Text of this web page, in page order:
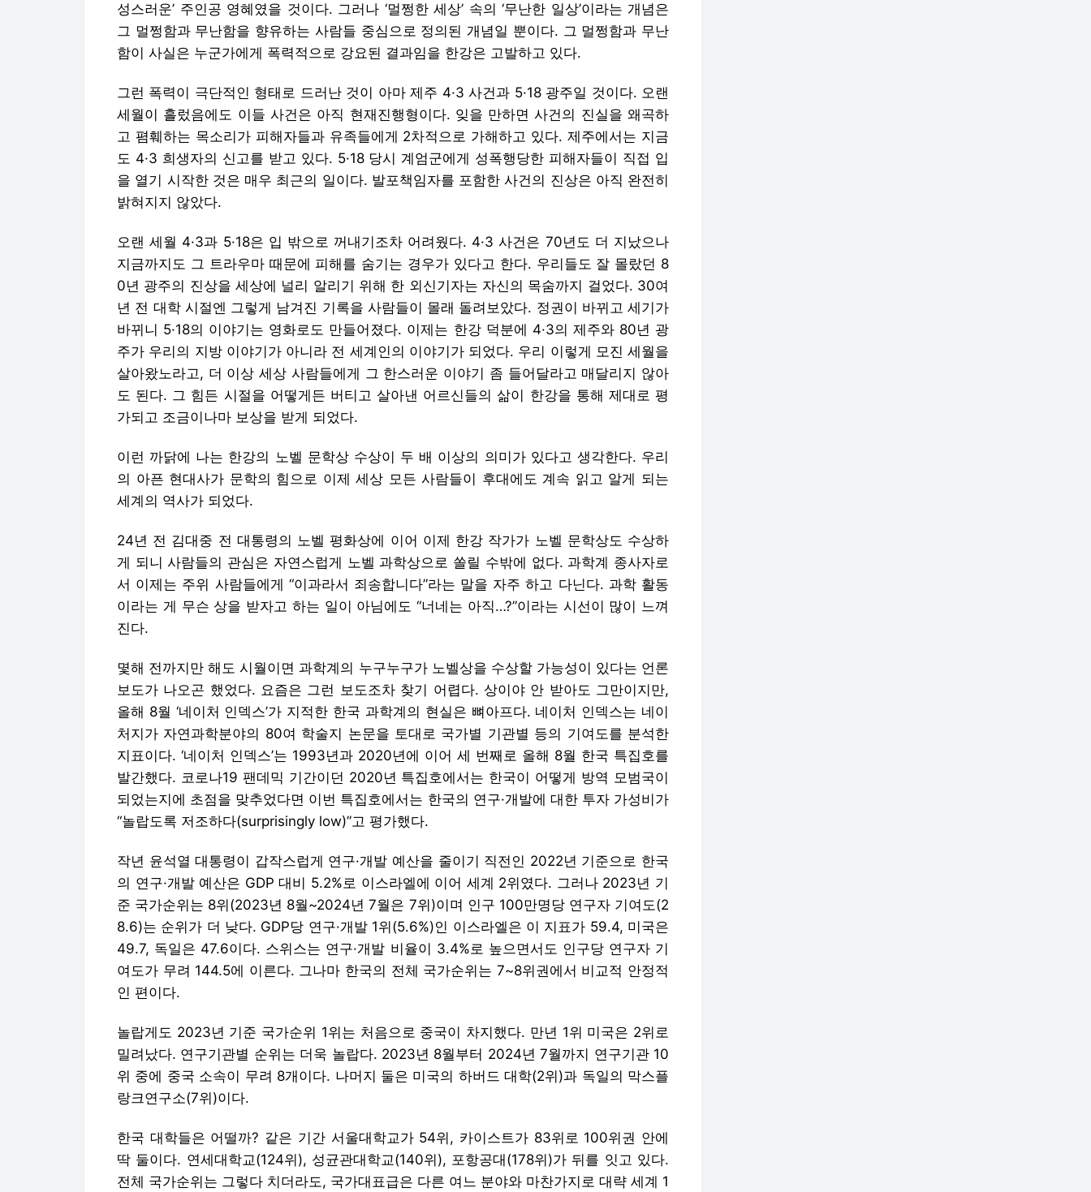
성스러운’ 주인공 영혜였을 것이다. 그러나 ‘멀쩡한 세상’ 속의 ‘무난한 일상’이라는 개념은
그 멀쩡함과 무난함을 향유하는 사람들 중심으로 정의된 개념일 뿐이다. 그 멀쩡함과 무난
함이 사실은 누군가에게 폭력적으로 강요된 결과임을 한강은 고발하고 있다.
그런 폭력이 극단적인 형태로 드러난 것이 아마 제주 4·3 사건과 5·18 광주일 것이다. 오랜
세월이 흘렀음에도 이들 사건은 아직 현재진행형이다. 잊을 만하면 사건의 진실을 왜곡하
고 폄훼하는 목소리가 피해자들과 유족들에게 2차적으로 가해하고 있다. 제주에서는 지금
도 4·3 희생자의 신고를 받고 있다. 5·18 당시 계엄군에게 성폭행당한 피해자들이 직접 입
을 열기 시작한 것은 매우 최근의 일이다. 발포책임자를 포함한 사건의 진상은 아직 완전히
밝혀지지 않았다.
오랜 세월 4·3과 5·18은 입 밖으로 꺼내기조차 어려웠다. 4·3 사건은 70년도 더 지났으나
지금까지도 그 트라우마 때문에 피해를 숨기는 경우가 있다고 한다. 우리들도 잘 몰랐던 8
0년 광주의 진상을 세상에 널리 알리기 위해 한 외신기자는 자신의 목숨까지 걸었다. 30여
년 전 대학 시절엔 그렇게 남겨진 기록을 사람들이 몰래 돌려보았다. 정권이 바뀌고 세기가
바뀌니 5·18의 이야기는 영화로도 만들어졌다. 이제는 한강 덕분에 4·3의 제주와 80년 광
주가 우리의 지방 이야기가 아니라 전 세계인의 이야기가 되었다. 우리 이렇게 모진 세월을
살아왔노라고, 더 이상 세상 사람들에게 그 한스러운 이야기 좀 들어달라고 매달리지 않아
도 된다. 그 힘든 시절을 어떻게든 버티고 살아낸 어르신들의 삶이 한강을 통해 제대로 평
가되고 조금이나마 보상을 받게 되었다.
이런 까닭에 나는 한강의 노벨 문학상 수상이 두 배 이상의 의미가 있다고 생각한다. 우리
의 아픈 현대사가 문학의 힘으로 이제 세상 모든 사람들이 후대에도 계속 읽고 알게 되는
세계의 역사가 되었다.
24년 전 김대중 전 대통령의 노벨 평화상에 이어 이제 한강 작가가 노벨 문학상도 수상하
게 되니 사람들의 관심은 자연스럽게 노벨 과학상으로 쏠릴 수밖에 없다. 과학계 종사자로
서 이제는 주위 사람들에게 “이과라서 죄송합니다”라는 말을 자주 하고 다닌다. 과학 활동
이라는 게 무슨 상을 받자고 하는 일이 아님에도 “너네는 아직…?”이라는 시선이 많이 느껴
진다.
몇해 전까지만 해도 시월이면 과학계의 누구누구가 노벨상을 수상할 가능성이 있다는 언론
보도가 나오곤 했었다. 요즘은 그런 보도조차 찾기 어렵다. 상이야 안 받아도 그만이지만,
올해 8월 ‘네이처 인덱스’가 지적한 한국 과학계의 현실은 뼈아프다. 네이처 인덱스는 네이
처지가 자연과학분야의 80여 학술지 논문을 토대로 국가별 기관별 등의 기여도를 분석한
지표이다. ‘네이처 인덱스’는 1993년과 2020년에 이어 세 번째로 올해 8월 한국 특집호를
발간했다. 코로나19 팬데믹 기간이던 2020년 특집호에서는 한국이 어떻게 방역 모범국이
되었는지에 초점을 맞추었다면 이번 특집호에서는 한국의 연구·개발에 대한 투자 가성비가
“놀랍도록 저조하다(surprisingly low)”고 평가했다.
작년 윤석열 대통령이 갑작스럽게 연구·개발 예산을 줄이기 직전인 2022년 기준으로 한국
의 연구·개발 예산은 GDP 대비 5.2%로 이스라엘에 이어 세계 2위였다. 그러나 2023년 기
준 국가순위는 8위(2023년 8월~2024년 7월은 7위)이며 인구 100만명당 연구자 기여도(2
8.6)는 순위가 더 낮다. GDP당 연구·개발 1위(5.6%)인 이스라엘은 이 지표가 59.4, 미국은
49.7, 독일은 47.6이다. 스위스는 연구·개발 비율이 3.4%로 높으면서도 인구당 연구자 기
여도가 무려 144.5에 이른다. 그나마 한국의 전체 국가순위는 7~8위권에서 비교적 안정적
인 편이다.
놀랍게도 2023년 기준 국가순위 1위는 처음으로 중국이 차지했다. 만년 1위 미국은 2위로
밀려났다. 연구기관별 순위는 더욱 놀랍다. 2023년 8월부터 2024년 7월까지 연구기관 10
위 중에 중국 소속이 무려 8개이다. 나머지 둘은 미국의 하버드 대학(2위)과 독일의 막스플
랑크연구소(7위)이다.
한국 대학들은 어떨까? 같은 기간 서울대학교가 54위, 카이스트가 83위로 100위권 안에
딱 둘이다. 연세대학교(124위), 성균관대학교(140위), 포항공대(178위)가 뒤를 잇고 있다.
전체 국가순위는 그렇다 치더라도, 국가대표급은 다른 여느 분야와 마찬가지로 대략 세계 1